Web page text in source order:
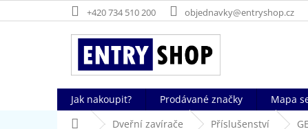
na
+420 734 510 200 objednavky@entryshop.cz
Jak nakoupit? Prodávané značky Mapa
Domů Dveřní zavírače Příslušenství